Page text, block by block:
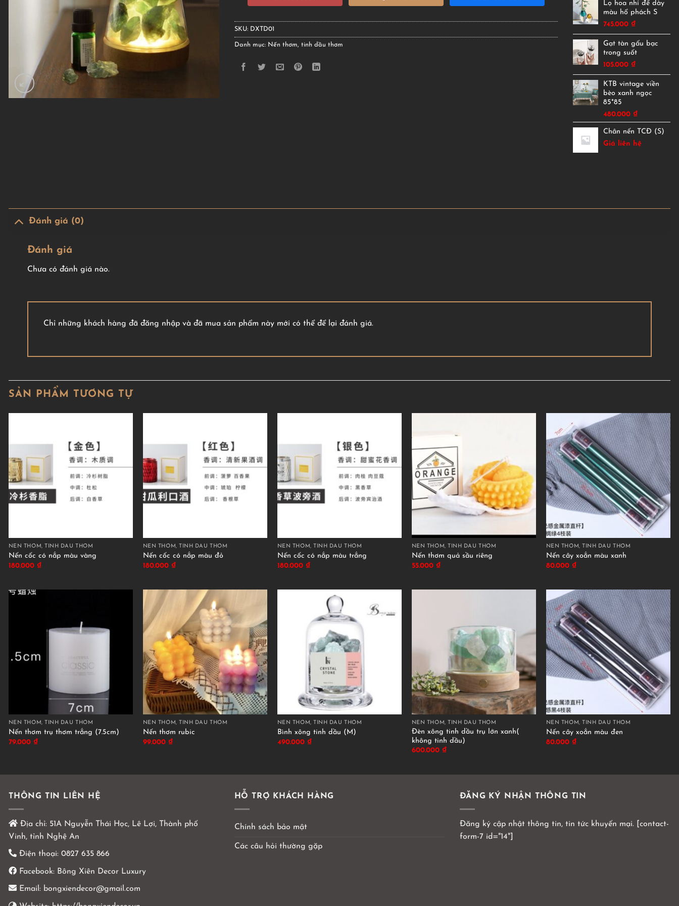
SKU: DXTD01
Danh mục: Nến thơm, tinh dầu thơm
Lọ hoa nhí đế dày
màu hổ phách S
745.000 ₫
Gạt tàn gấu bạc
trong suốt
105.000 ₫
KTB vintage viền
bèo xanh ngọc
85*85
480.000 ₫
Chân nến TCĐ (S)
Giá liên hệ
Đánh giá (0)
Đánh giá
Chưa có đánh giá nào.
Chỉ những khách hàng đã đăng nhập và đã mua sản phẩm này mới có thể để lại đánh giá.
SẢN PHẨM TƯƠNG TỰ
NẾN THƠM, TINH DẦU THƠM
Nến cốc có nắp màu vàng
180.000 ₫
NẾN THƠM, TINH DẦU THƠM
Nến cốc có nắp màu đỏ
180.000 ₫
NẾN THƠM, TINH DẦU THƠM
Nến cốc có nắp màu trắng
180.000 ₫
NẾN THƠM, TINH DẦU THƠM
Nến thơm quả sầu riêng
55.000 ₫
NẾN THƠM, TINH DẦU THƠM
Nến cây xoắn màu xanh
80.000 ₫
NẾN THƠM, TINH DẦU THƠM
Nến thơm trụ thơm trắng (7.5cm)
79.000 ₫
NẾN THƠM, TINH DẦU THƠM
Nến thơm rubic
99.000 ₫
NẾN THƠM, TINH DẦU THƠM
Bình xông tinh dầu (M)
490.000 ₫
NẾN THƠM, TINH DẦU THƠM
Đèn xông tinh dầu trụ lớn xanh(
không tinh dầu)
600.000 ₫
NẾN THƠM, TINH DẦU THƠM
Nến cây xoắn màu đen
80.000 ₫
THÔNG TIN LIÊN HỆ
Địa chỉ: 51A Nguyễn Thái Học, Lê Lợi, Thành phố
Vinh, tỉnh Nghệ An
Điện thoại: 0827 635 866
Facebook: Bông Xiên Decor Luxury
Email: bongxiendecor@gmail.com
HỖ TRỢ KHÁCH HÀNG
Chính sách bảo mật
Các câu hỏi thường gặp
ĐĂNG KÝ NHẬN THÔNG TIN
Đăng ký cập nhật thông tin, tin tức khuyến mại. [contact-
form-7 id="14"]